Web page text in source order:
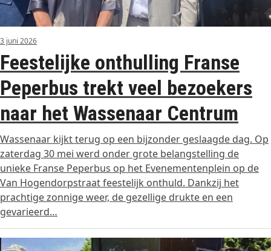
3 juni 2026
Feestelijke onthulling Franse
Peperbus trekt veel bezoekers
naar het Wassenaar Centrum
Wassenaar kijkt terug op een bijzonder geslaagde dag. Op
zaterdag 30 mei werd onder grote belangstelling de
unieke Franse Peperbus op het Evenementenplein op de
Van Hogendorpstraat feestelijk onthuld. Dankzij het
prachtige zonnige weer, de gezellige drukte en een
gevarieerd…